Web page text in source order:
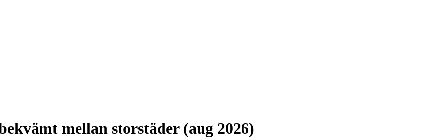
mellan storstäder (aug 2026)